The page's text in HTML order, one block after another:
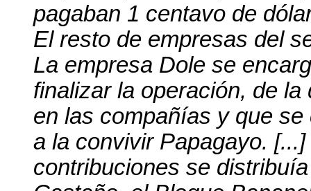
pagaban 1 centavo de
El resto de empresas del
La empresa Dole se
finalizar la operación, de
en las compañías y que
a la convivir Papagayo.
contribuciones se